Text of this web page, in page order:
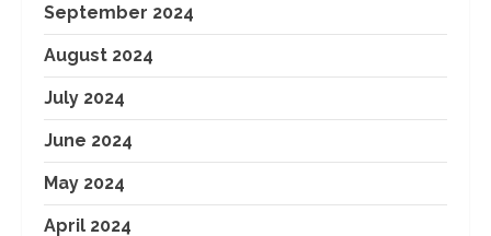
September 2024
August 2024
July 2024
June 2024
May 2024
April 2024